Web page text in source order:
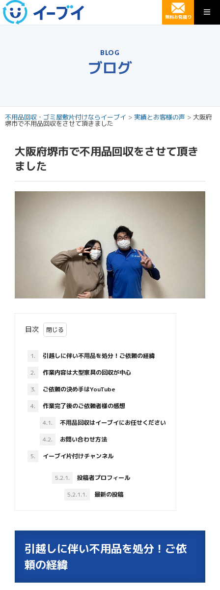
無料お見積り
BLOG
ブログ
不用品回収・ゴミ屋敷片付けならイーブイ > 実績とお客様の声 > 大阪府
堺市で不用品回収をさせて頂きました
大阪府堺市で不用品回収をさせて頂き
ました
目次
1.
引越しに伴い不用品を処分！ご依頼の経緯
2.
作業内容は大型家具の回収が中心
3.
ご依頼の決め手はYouTube
4.
作業完了後のご依頼者様の感想
4.1.
不用品回収はイーブイにお任せください
4.2.
お問い合わせ方法
5.
イーブイ片付けチャンネル
5.2.1.
投稿者プロフィール
5.2.1.1.
最新の投稿
引越しに伴い不用品を処分！ご依
頼の経緯